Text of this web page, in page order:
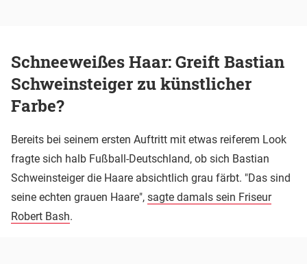
Schneeweißes Haar: Greift Bastian
Schweinsteiger zu künstlicher
Farbe?
Bereits bei seinem ersten Auftritt mit etwas reiferem Look
fragte sich halb Fußball-Deutschland, ob sich Bastian
Schweinsteiger die Haare absichtlich grau färbt. "Das sind
seine echten grauen Haare", sagte damals sein Friseur
Robert Bash.